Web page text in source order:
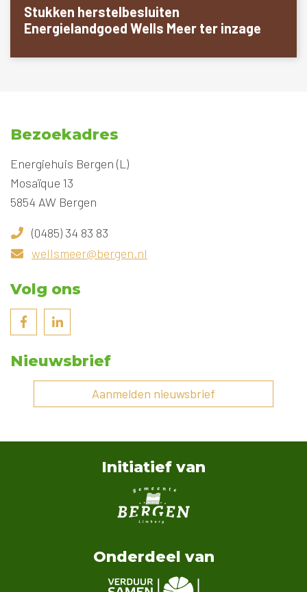
Stukken herstelbesluiten
Energielandgoed Wells Meer ter inzage
Bezoekadres
Energiehuis Bergen (L)
Mosaïque 13
5854 AW Bergen
(0485) 34 83 83
wellsmeer@bergen.nl
Volg ons
Nieuwsbrief
Aanmelden nieuwsbrief
Initiatief van
Onderdeel van